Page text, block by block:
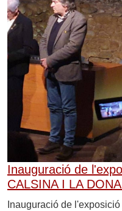
Inauguració de
CALSINA I LA
Inauguració de